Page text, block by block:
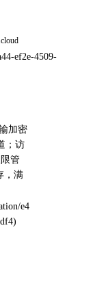
ef2e-4509-
加密
；访
管
，满
e4
)